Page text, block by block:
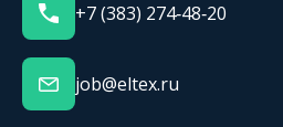
+7 (383) 274‑48‑20
job@eltex.ru